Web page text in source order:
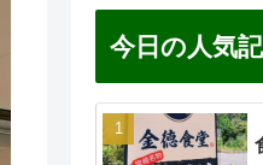
今日の人気